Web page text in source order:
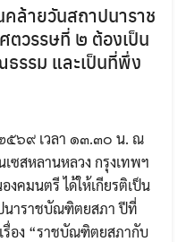
ล้ายวันสถาปนาราช
วรรษที่ ๒ ต้องเป็น
รรม และเป็นที่พึ่ง
๕๖๙ เวลา ๑๓.๓๐ น. ณ
เซสหลานหลวง กรุงเทพฯ
คมนตรี ได้ให้เกียรติเป็น
นาราชบัณฑิตยสภา ปีที่
อง “ราชบัณฑิตยสภากับ